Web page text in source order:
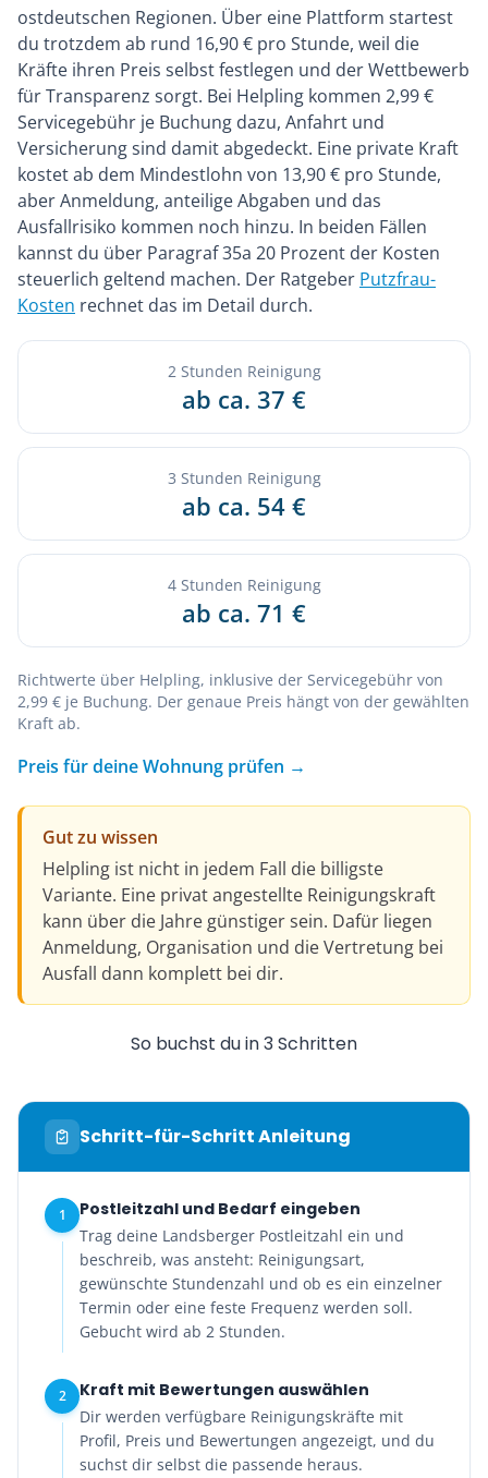
ostdeutschen Regionen. Über eine Plattform startest
du trotzdem ab rund 16,90 € pro Stunde, weil die
Kräfte ihren Preis selbst festlegen und der Wettbewerb
für Transparenz sorgt. Bei Helpling kommen 2,99 €
Servicegebühr je Buchung dazu, Anfahrt und
Versicherung sind damit abgedeckt. Eine private Kraft
kostet ab dem Mindestlohn von 13,90 € pro Stunde,
aber Anmeldung, anteilige Abgaben und das
Ausfallrisiko kommen noch hinzu. In beiden Fällen
kannst du über Paragraf 35a 20 Prozent der Kosten
steuerlich geltend machen. Der Ratgeber Putzfrau-
Kosten rechnet das im Detail durch.
2 Stunden Reinigung
ab ca. 37 €
3 Stunden Reinigung
ab ca. 54 €
4 Stunden Reinigung
ab ca. 71 €
Richtwerte über Helpling, inklusive der Servicegebühr von
2,99 € je Buchung. Der genaue Preis hängt von der gewählten
Kraft ab.
Preis für deine Wohnung prüfen →
Gut zu wissen
Helpling ist nicht in jedem Fall die billigste
Variante. Eine privat angestellte Reinigungskraft
kann über die Jahre günstiger sein. Dafür liegen
Anmeldung, Organisation und die Vertretung bei
Ausfall dann komplett bei dir.
So buchst du in 3 Schritten
Schritt-für-Schritt Anleitung
1 Postleitzahl und Bedarf eingeben
Trag deine Landsberger Postleitzahl ein und
beschreib, was ansteht: Reinigungsart,
gewünschte Stundenzahl und ob es ein einzelner
Termin oder eine feste Frequenz werden soll.
Gebucht wird ab 2 Stunden.
2 Kraft mit Bewertungen auswählen
Dir werden verfügbare Reinigungskräfte mit
Profil, Preis und Bewertungen angezeigt, und du
suchst dir selbst die passende heraus.